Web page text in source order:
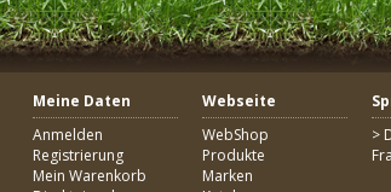
Meine Daten
Anmelden
Registrierung
Mein Warenkorb
Webseite
WebShop
Produkte
Marken
>